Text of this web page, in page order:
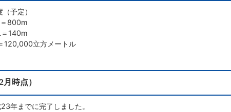
予定）
800m
140m
立方メートル
時点）
年までに完了しました。